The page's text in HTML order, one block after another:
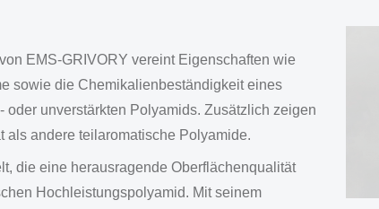
EMS-GRIVORY vereint Eigenschaften wie
sowie die Chemikalienbeständigkeit eines
unverstärkten Polyamids. Zusätzlich zeigen
als andere teilaromatische Polyamide.
die eine herausragende Oberflächenqualität
Hochleistungspolyamid. Mit seinem